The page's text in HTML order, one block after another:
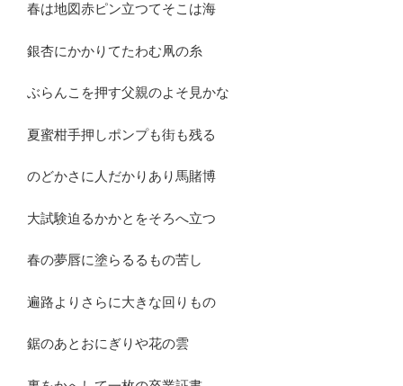
春は地図赤ピン立つてそこは海
銀杏にかかりてたわむ凧の糸
ぶらんこを押す父親のよそ見かな
夏蜜柑手押しポンプも街も残る
のどかさに人だかりあり馬賭博
大試験迫るかかとをそろへ立つ
春の夢唇に塗らるるもの苦し
遍路よりさらに大きな回りもの
鋸のあとおにぎりや花の雲